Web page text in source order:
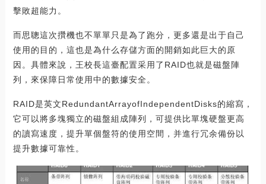
擊敗超能力。
而思聰這次攢機也不單單只是為了跑分，更多還是出于自己
使用的目的，這也是為什么存儲方面的開銷如此巨大的原
因。具體來說，王校長這臺配置采用了RAID也就是磁盤陣
列，來保障日常使用中的數據安全。
RAID是英文RedundantArrayofIndependentDisks的縮寫，
它可以將多塊獨立的磁盤組成陣列，可提供比單塊硬盤更高
的讀寫速度，提升單個盤符的使用空間，并進行冗余備份以
提升數據可靠性。